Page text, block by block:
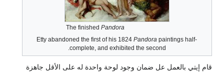
The finished Pandora
Etty abandoned the first of his 1824Pandora paintings half-
complete, and exhibited the second.
قام إيتي بالعمل عل ضمان وجود لوحة واحدة له على الأقل جاهزة